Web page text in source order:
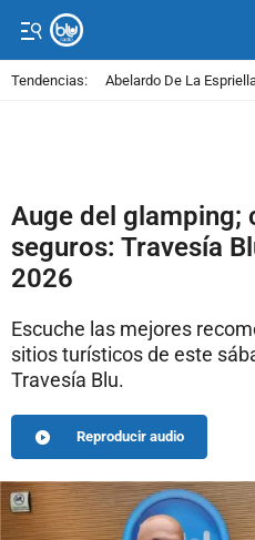
Tendencias: Abelardo De La
Auge del glamping;
seguros: Travesía
2026
Escuche las mejores
sitios turísticos de este
Travesía Blu.
Reproducir audio